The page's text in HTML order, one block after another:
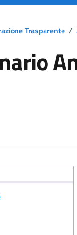
Trasparente /